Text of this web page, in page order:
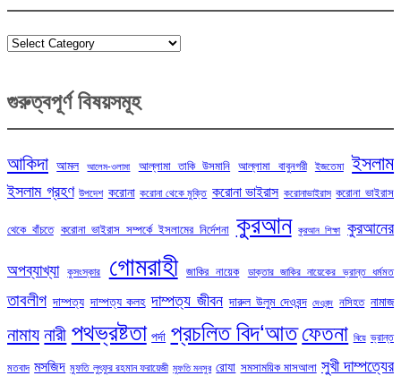
Categories
গুরুত্বপূর্ণ বিষয়সমূহ
আকিদা আমল আলেম-ওলামা আল্লামা তাকি উসমানি আল্লামা বাবুনগরী ইজতেমা ইসলাম
ইসলাম গ্রহণ উপদেশ করোনা করোনা থেকে মুক্তি করোনা ভাইরাস করোনাভাইরাস করোনা ভাইরাস
থেকে বাঁচতে করোনা ভাইরাস সম্পর্কে ইসলামের নির্দেশনা কুরআন কুরআন শিক্ষা কুরআনের
অপব্যাখ্যা কুসংস্কার গোমরাহী জাকির নায়েক ডাক্তার জাকির নায়েকের ভ্রান্ত ধর্মমত
তাবলীগ দাম্পত্য দাম্পত্য কলহ দাম্পত্য জীবন দারুল উলুম দেওবন্দ দেওবন্দ নসিহত নামাজ
নামায নারী পথভ্রষ্টতা পর্দা প্রচলিত বিদ‘আত ফেতনা বিয়ে ভ্রান্ত
মতবাদ মসজিদ মুফতি লুৎফুর রহমান ফরায়েজী মুফতি মনসুর রোযা সমসাময়িক মাসআলা সুখী দাম্পত্যের